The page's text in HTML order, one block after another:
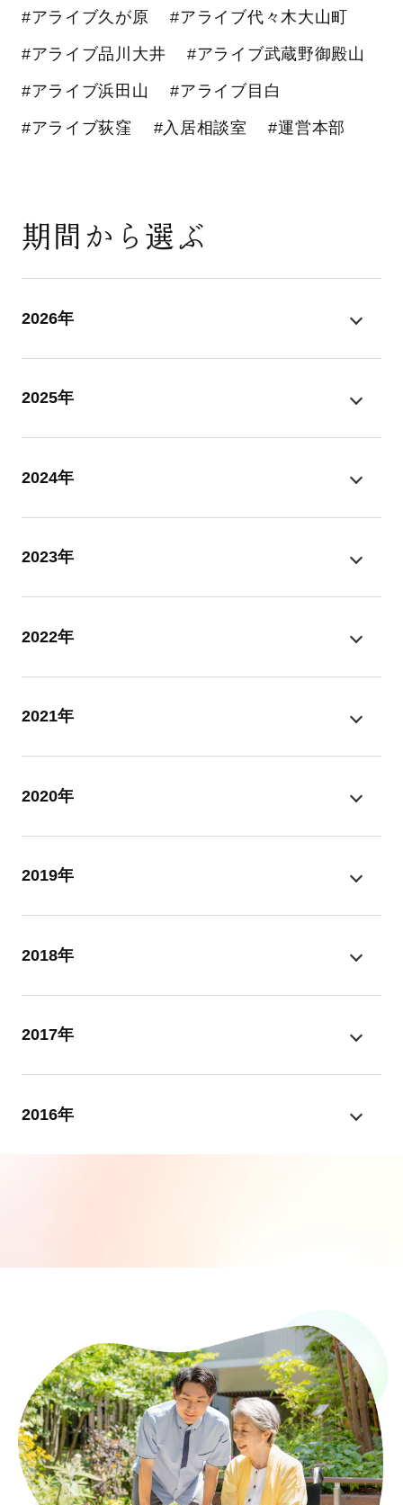
#アライブ久が原 #アライブ代々木大山町
#アライブ品川大井 #アライブ武蔵野御殿山
#アライブ浜田山 #アライブ目白
#アライブ荻窪 #入居相談室 #運営本部
期間から選ぶ
2026年
2025年
2024年
2023年
2022年
2021年
2020年
2019年
2018年
2017年
2016年